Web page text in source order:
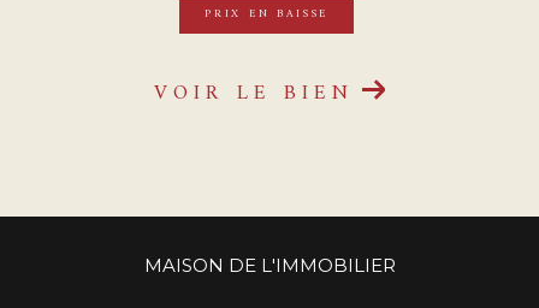
PRIX EN BAISSE
VOIR LE BIEN
MAISON DE L'IMMOBILIER